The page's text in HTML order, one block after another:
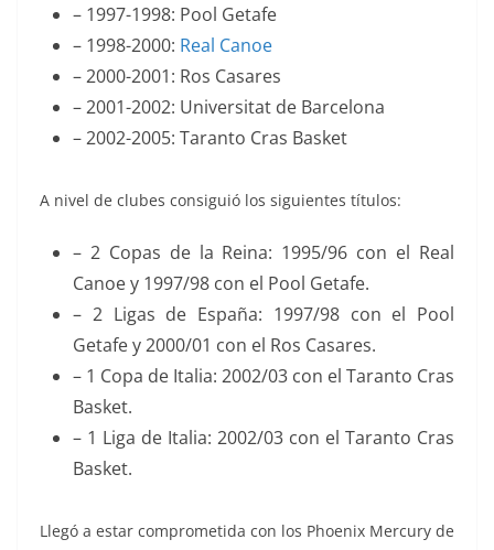
– 1997-1998: Pool Getafe
– 1998-2000: Real Canoe
– 2000-2001: Ros Casares
– 2001-2002: Universitat de Barcelona
– 2002-2005: Taranto Cras Basket
A nivel de clubes consiguió los siguientes títulos:
– 2 Copas de la Reina: 1995/96 con el Real
Canoe y 1997/98 con el Pool Getafe.
– 2 Ligas de España: 1997/98 con el Pool
Getafe y 2000/01 con el Ros Casares.
– 1 Copa de Italia: 2002/03 con el Taranto Cras
Basket.
– 1 Liga de Italia: 2002/03 con el Taranto Cras
Basket.
Llegó a estar comprometida con los Phoenix Mercury de